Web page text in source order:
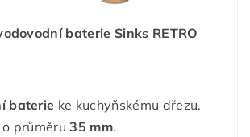
baterie Sinks RETRO
baterie ke kuchyňskému dřezu.
o průměru35 mm.